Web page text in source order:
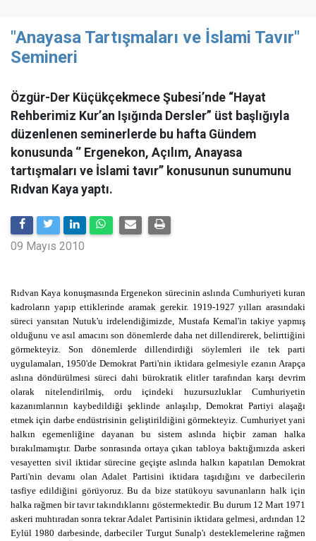
"Anayasa Tartışmaları ve İslami Tavır"
Semineri
Özgür-Der Küçükçekmece Şubesi’nde “Hayat
Rehberimiz Kur’an Işığında Dersler” üst başlığıyla
düzenlenen seminerlerde bu hafta Gündem
konusunda ‘’ Ergenekon, Açılım, Anayasa
tartışmaları ve İslami tavır’’ konusunun sunumunu
Rıdvan Kaya yaptı.
09 Mayıs 2010
Rıdvan Kaya konuşmasında Ergenekon sürecinin aslında Cumhuriyeti kuran
kadroların yapıp ettiklerinde aramak gerekir. 1919-1927 yılları arasındaki
süreci yansıtan Nutuk'u irdelendiğimizde, Mustafa Kemal'in takiye yapmış
olduğunu ve asıl amacını son dönemlerde daha net dillendirerek, belirttiğini
görmekteyiz. Son dönemlerde dillendirdiği söylemleri ile tek parti
uygulamaları, 1950'de Demokrat Parti'nin iktidara gelmesiyle ezanın Arapça
aslına döndürülmesi süreci dahi bürokratik elitler tarafından karşı devrim
olarak nitelendirilmiş, ordu içindeki huzursuzluklar Cumhuriyetin
kazanımlarının kaybedildiği şeklinde anlaşılıp, Demokrat Partiyi alaşağı
etmek için darbe endüstrisinin geliştirildiğini görmekteyiz. Cumhuriyet yani
halkın egemenliğine dayanan bu sistem aslında hiçbir zaman halka
bırakılmamıştır. Darbe sonrasında ortaya çıkan tabloya baktığımızda askeri
vesayetten sivil iktidar sürecine geçişte aslında halkın kapatılan Demokrat
Parti'nin devamı olan Adalet Partisini iktidara taşıdığını ve darbecilerin
tasfiye edildiğini görüyoruz. Bu da bize statükoyu savunanların halk için
halka rağmen bir tavır takındıklarını göstermektedir. Bu durum 12 Mart 1971
askeri muhtıradan sonra tekrar Adalet Partisinin iktidara gelmesi, ardından 12
Eylül 1980 darbesinde, darbeciler Turgut Sunalp'ı desteklemelerine rağmen